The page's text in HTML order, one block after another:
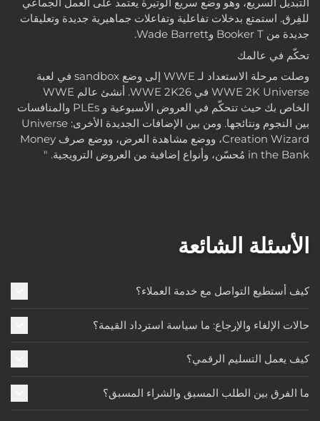
للفِرق. استمتع بدخلات تفاعلية وتفاعلات جماهيرية جديدة وتعليقات
جديدة من Booker T وWade Barrett.
تحكّم في عالمك
وصلت مرحلة الاستعداد لـ WWE إلى وضع sandbox في لعبة
WWE 2K Universe في WWE 2K26. أنشئ عالم WWE
الخاص بك حيث تتحكّم في العروض الأسبوعية و PLEs والمنافسات
بين النجوم ونتائجها. ومن بين الإضافات الجديدة الأخرى: Universe
Creation Wizard، ووضع مشاهدة العرض، ووضع صرف Money
in the Bank مُحسّن، وأنواع إضافية من العروض الترويجية. "
الأسئلة الشائعة
كيف أستطيع التواصل مع خدمة العملاء؟
حالات الإلغاء والإرجاع: ما سياسة استرداد القيمة؟
كيف يعمل التسليم الرقمي؟
ما الفرق بين الطلب المسبق والشراء المسبق؟